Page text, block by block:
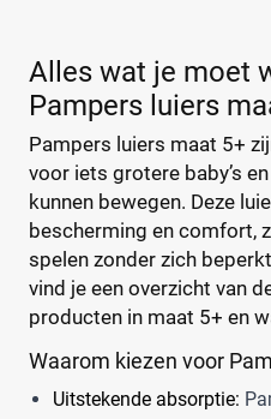
Alles wat je moet
Pampers luiers
Pampers luiers maat 5+
voor iets grotere baby’s
kunnen bewegen. Deze
bescherming en comfort,
spelen zonder zich
vind je een overzicht van
producten in maat 5+ en
Waarom kiezen voor
Uitstekende absorptie: